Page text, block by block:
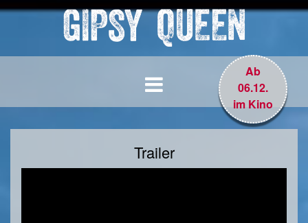
Trailer
Ab
06.12.
im Kino